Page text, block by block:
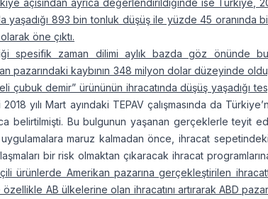
yaşadığı 893 bin tonluk düşüş ile yüzde 45 oranında
öne çıktı.
spesifik zaman dilimi aylık bazda göz önünde
pazarındaki kaybının 348 milyon dolar düzeyinde
çubuk demir” ürününün ihracatında düşüş yaşadığı
yılı Mart ayındaki TEPAV çalışmasında da
belirtilmişti. Bu bulgunun yaşanan gerçeklerle teyit
maruz kalmadan önce, ihracat sepetindeki
bir risk olmaktan çıkaracak ihracat
ürünlerde Amerikan pazarına gerçekleştirilen
AB ülkelerine olan ihracatını artırarak ABD